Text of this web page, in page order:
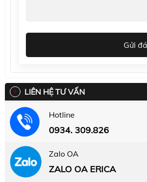
Gửi
LIÊN HỆ TƯ VẤN
Hotline
0934. 309.826
Zalo OA
ZALO OA ERICA